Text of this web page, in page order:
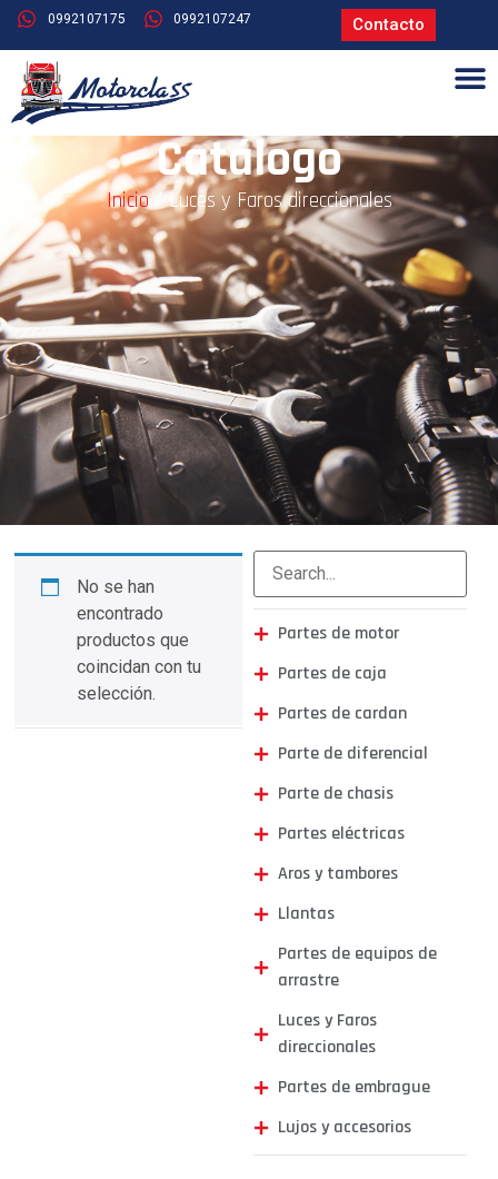
0992107175 0992107247 Contacto
Catálogo
Inicio/ Luces y Faros direccionales
No se han
encontrado
productos que
coincidan con tu
selección.
Partes de motor
Partes de caja
Partes de cardan
Parte de diferencial
Parte de chasis
Partes eléctricas
Aros y tambores
Llantas
Partes de equipos de
arrastre
Luces y Faros
direccionales
Partes de embrague
Lujos y accesorios